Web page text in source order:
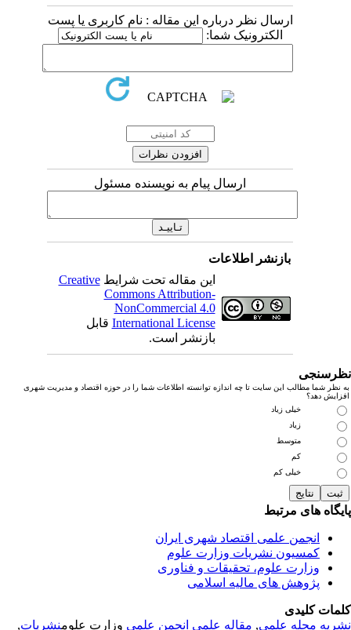
ارسال نظر درباره این مقاله : نام کاربری یا پست
الکترونیک شما:
ارسال پیام به نویسنده مسئول
بازنشر اطلاعات
این مقاله تحت شرایطCreative
Commons Attribution-
NonCommercial 4.0
International Licenseقابل
بازنشر است.
نظر شما مطالب این سایت تا چه اندازه توانسته اطلاعات شما را در حوزه اقتصاد و مدیریت شهری
دهد؟
خیلی زیاد
زیاد
متوسط
خیلی کم
های مرتبط
انجمن علمی اقتصاد شهری ایران
کمسیون نشریات وزارت علوم
وزارت علوم، تحقیقات و فناوری
پژوهش های مالیه اسلامی
کلیدی
مجله علمی, مقاله علمی انجمن علمیوزارت علومنشریات,